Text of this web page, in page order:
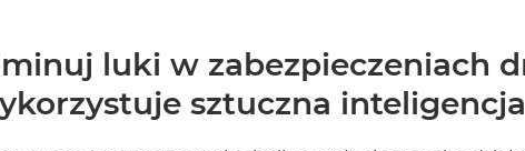
luki w zabezpieczeniach
sztuczna inteligencja